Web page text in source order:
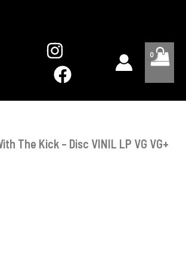
The Kick – Disc VINIL LP VG VG+
The
Kick
Disc